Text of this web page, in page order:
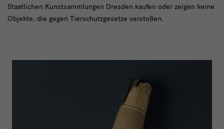
Staatlichen Kunstsammlungen Dresden kaufen oder zeigen keine
Objekte, die gegen Tierschutzgesetze verstoßen.